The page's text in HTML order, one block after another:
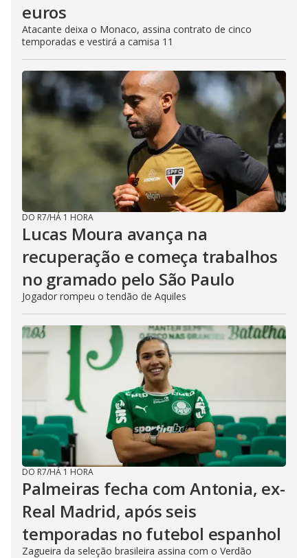
euros
Atacante deixa o Monaco, assina contrato de cinco
temporadas e vestirá a camisa 11
DO R7/HÁ 1 HORA
Lucas Moura avança na
recuperação e começa trabalhos
no gramado pelo São Paulo
Jogador rompeu o tendão de Aquiles
DO R7/HÁ 1 HORA
Palmeiras fecha com Antonia, ex-
Real Madrid, após seis
temporadas no futebol espanhol
Zagueira da seleção brasileira assina com o Verdão